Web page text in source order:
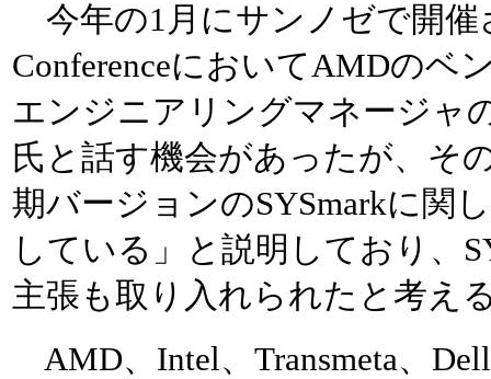
今年の1月にサンノゼで開催
ConferenceにおいてAMDのベ
エンジニアリングマネージャ
氏と話す機会があったが、そ
期バージョンのSYSmarkに関
している」と説明しており、
主張も取り入れられたと考え
AMD、Intel、Transmeta、